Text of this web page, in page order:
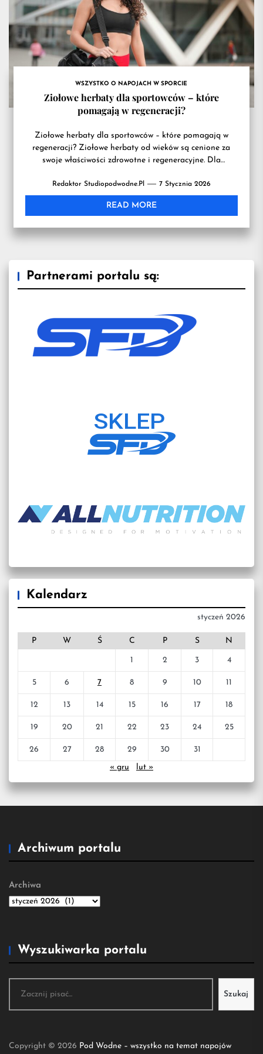
na
treningu
WSZYSTKO O NAPOJACH W SPORCIE
Ziołowe herbaty dla sportowców – które
pomagają w regeneracji?
Ziołowe herbaty dla sportowców – które pomagają w
regeneracji? Ziołowe herbaty od wieków są cenione za
swoje właściwości zdrowotne i regeneracyjne. Dla
Redaktor Studiopodwodne.pl 7 Stycznia 2026
READ MORE
Partnerami portalu są:
Kalendarz
styczeń 2026
P W Ś C P S N
1 2 3 4
5 6 7 8 9 10 11
12 13 14 15 16 17 18
19 20 21 22 23 24 25
26 27 28 29 30
31
« gru
lut »
Archiwum portalu
Archiwa
Wyszukiwarka portalu
Szukaj
Copyright © 2026 Pod Wodne – wszystko na temat napojów